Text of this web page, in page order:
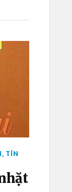
, TÍN